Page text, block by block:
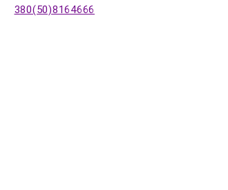
380(50)8164666